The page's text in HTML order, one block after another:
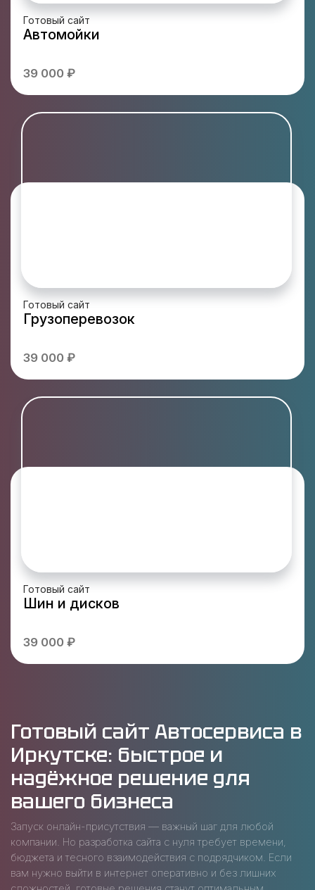
Готовый сайт
Автомойки
39 000 ₽
Готовый сайт
Грузоперевозок
39 000 ₽
Готовый сайт
Шин и дисков
39 000 ₽
Готовый сайт Автосервиса в
Иркутске: быстрое и
надёжное решение для
вашего бизнеса
Запуск онлайн-присутствия — важный шаг для любой
компании. Но разработка сайта с нуля требует времени,
бюджета и тесного взаимодействия с подрядчиком. Если
вам нужно выйти в интернет оперативно и без лишних